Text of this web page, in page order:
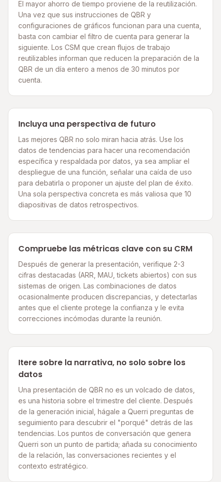
El mayor ahorro de tiempo proviene de la reutilización.
Una vez que sus instrucciones de QBR y
configuraciones de gráficos funcionan para una cuenta,
basta con cambiar el filtro de cuenta para generar la
siguiente. Los CSM que crean flujos de trabajo
reutilizables informan que reducen la preparación de la
QBR de un día entero a menos de 30 minutos por
cuenta.
Incluya una perspectiva de futuro
Las mejores QBR no solo miran hacia atrás. Use los
datos de tendencias para hacer una recomendación
específica y respaldada por datos, ya sea ampliar el
despliegue de una función, señalar una caída de uso
para debatirla o proponer un ajuste del plan de éxito.
Una sola perspectiva concreta es más valiosa que 10
diapositivas de datos retrospectivos.
Compruebe las métricas clave con su CRM
Después de generar la presentación, verifique 2-3
cifras destacadas (ARR, MAU, tickets abiertos) con sus
sistemas de origen. Las combinaciones de datos
ocasionalmente producen discrepancias, y detectarlas
antes que el cliente protege la confianza y le evita
correcciones incómodas durante la reunión.
Itere sobre la narrativa, no solo sobre los
datos
Una presentación de QBR no es un volcado de datos,
es una historia sobre el trimestre del cliente. Después
de la generación inicial, hágale a Querri preguntas de
seguimiento para descubrir el "porqué" detrás de las
tendencias. Los puntos de conversación que genera
Querri son un punto de partida; añada su conocimiento
de la relación, las conversaciones recientes y el
contexto estratégico.